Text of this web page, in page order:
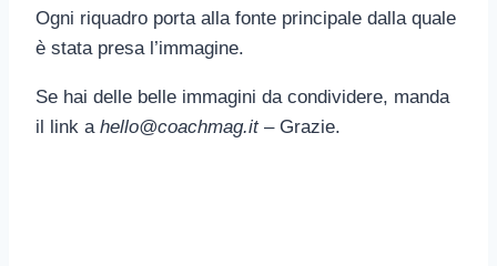
Ogni riquadro porta alla fonte principale dalla quale
è stata presa l’immagine.
Se hai delle belle immagini da condividere, manda
il link a hello@coachmag.it– Grazie.